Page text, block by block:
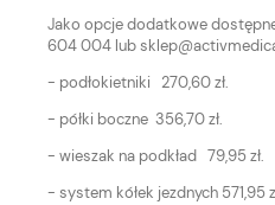
Jako opcje dodatkowe
604 004 lub
- podłokietniki 270,60 zł.
- półki boczne 356,70 zł.
- wieszak na podkład 79,95 zł.
- system kółek jezdnych 571,95